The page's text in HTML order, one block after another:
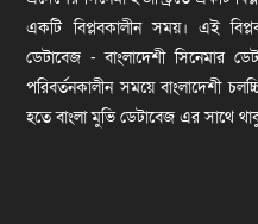
একটি বিপ্লবকালীন সময়। এই
ডেটাবেজ - বাংলাদেশী সিনেমার
পরিবর্তনকালীন সময়ে বাংলাদেশী
হতে বাংলা মুভি ডেটাবেজ এর সাথে